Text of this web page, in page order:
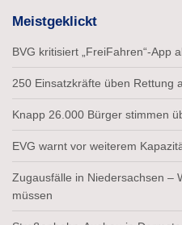
Meistgeklickt
BVG kritisiert „FreiFahren“-App
250 Einsatzkräfte üben Rettung
Knapp 26.000 Bürger stimmen
EVG warnt vor weiterem
Zugausfälle in Niedersachsen –
müssen